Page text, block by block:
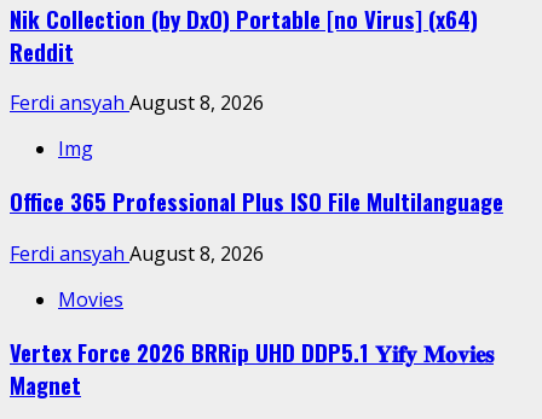
Nik Collection (by DxO) Portable [no Virus] (x64)
Reddit
Ferdi ansyah August 8, 2026
Img
Office 365 Professional Plus ISO File Multilanguage
Ferdi ansyah August 8, 2026
Movies
Vertex Force 2026 BRRip UHD DDP5.1 𝐘𝐢𝐟𝐲 𝐌𝐨𝐯𝐢𝐞𝐬
Magnet